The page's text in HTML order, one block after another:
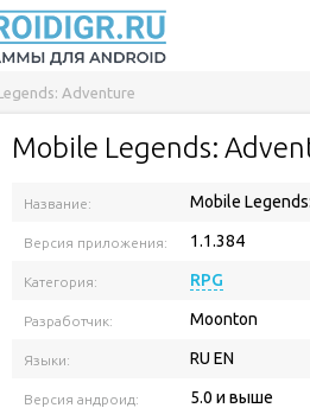
Adventure
Mobile Legends:
Название: Mobile
Версия приложения: 1.1.384
Категория: RPG
Разработчик: Moonton
Языки: RU EN
Версия андроид: 5.0 и выше